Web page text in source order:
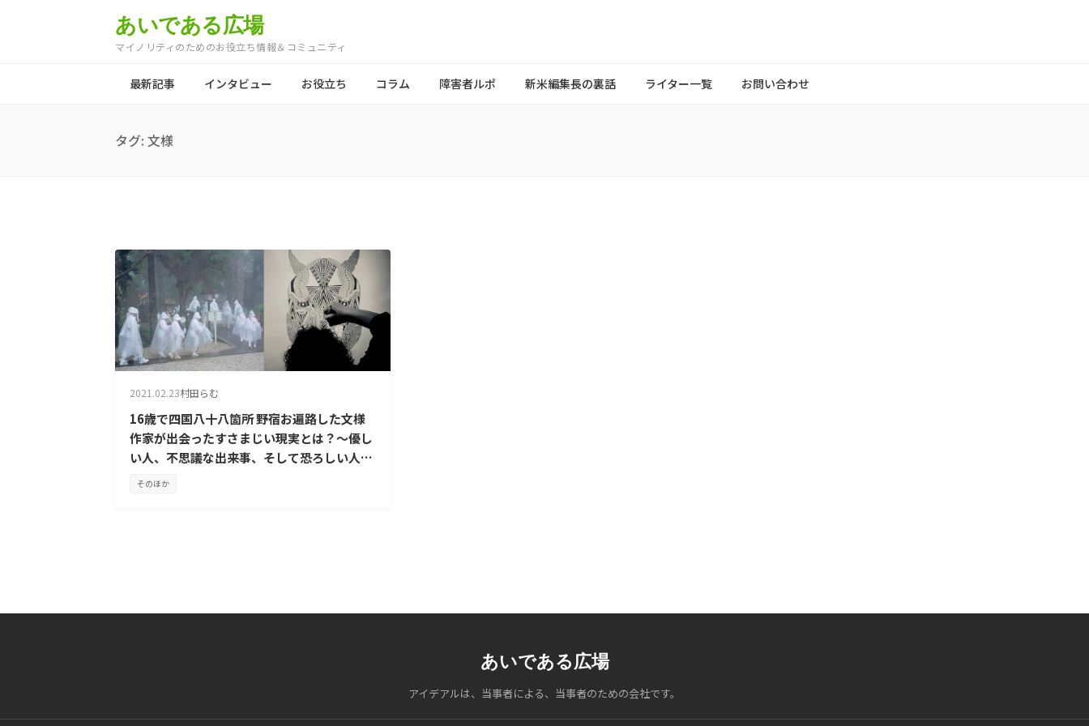
あいである広場
マイノリティのためのお役立ち情報＆コミュニティ
最新記事 インタビュー お役立ち コラム 障害者ルポ 新米編集長の裏話 ライター一覧 お問い合わせ
タグ: 文様
2021.02.23村田らむ
16歳で四国八十八箇所 野宿お遍路した文様
作家が出会ったすさまじい現実とは？～優し
い人、不思議な出来事、そして恐ろしい人間
～
そのほか
あいである広場
アイデアルは、当事者による、当事者のための会社です。